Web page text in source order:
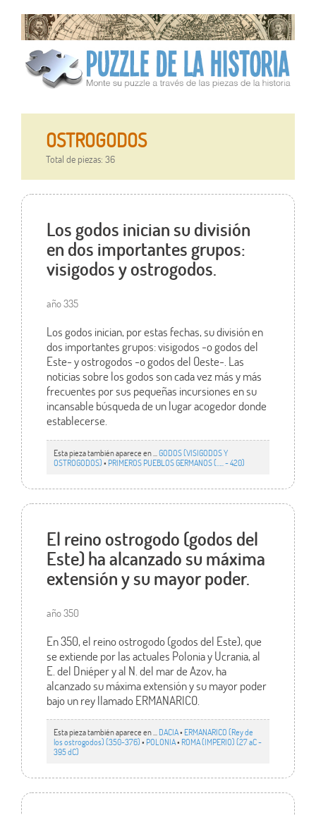
OSTROGODOS
Total de piezas: 36
Los godos inician su división
en dos importantes grupos:
visigodos y ostrogodos.
año 335
Los godos inician, por estas fechas, su división en
dos importantes grupos: visigodos -o godos del
Este- y ostrogodos -o godos del Oeste-. Las
noticias sobre los godos son cada vez más y más
frecuentes por sus pequeñas incursiones en su
incansable búsqueda de un lugar acogedor donde
establecerse.
Esta pieza también aparece en ... GODOS (VISIGODOS Y
OSTROGODOS)• PRIMEROS PUEBLOS GERMANOS (….. - 420)
El reino ostrogodo (godos del
Este) ha alcanzado su máxima
extensión y su mayor poder.
año 350
En 350, el reino ostrogodo (godos del Este), que
se extiende por las actuales Polonia y Ucrania, al
E. del Dniéper y al N. del mar de Azov, ha
alcanzado su máxima extensión y su mayor poder
bajo un rey llamado ERMANARICO.
Esta pieza también aparece en ... DACIA• ERMANARICO (Rey de
los ostrogodos) (350-376)• POLONIA• ROMA (IMPERIO) (27 aC -
395 dC)